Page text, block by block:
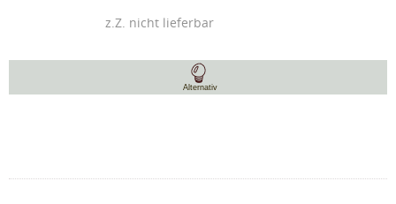
z.Z. nicht lieferbar
Alternativ